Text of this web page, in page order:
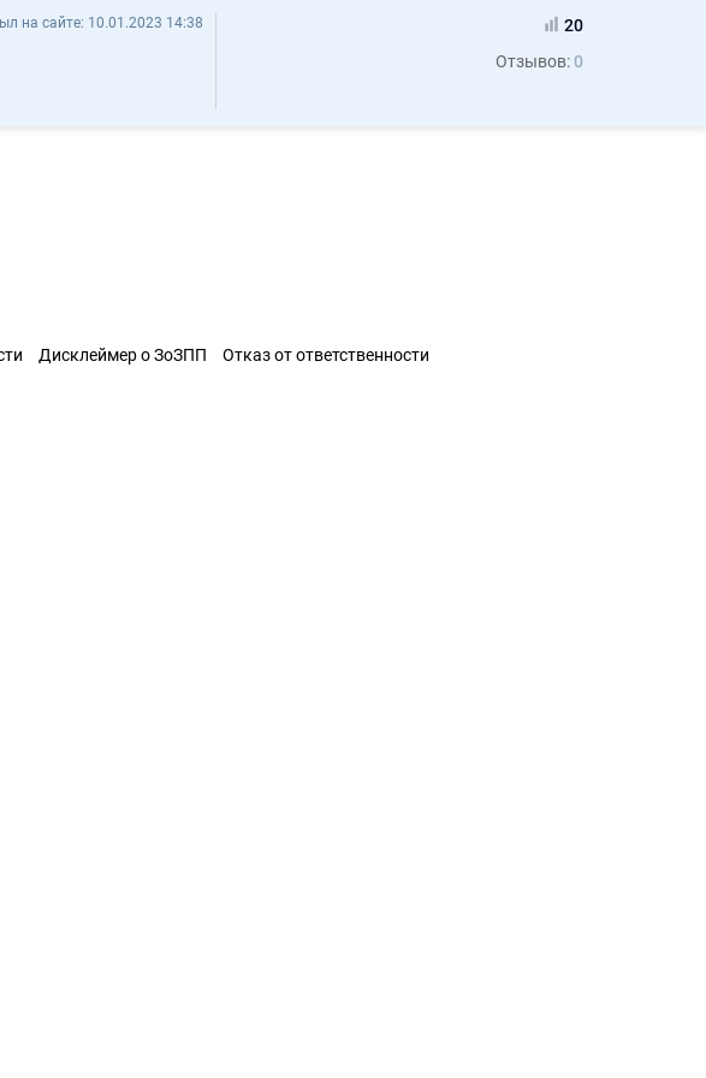
на сайте: 10.01.2023 14:38
20
Отзывов: 0
Дисклеймер о ЗоЗПП Отказ от ответственности